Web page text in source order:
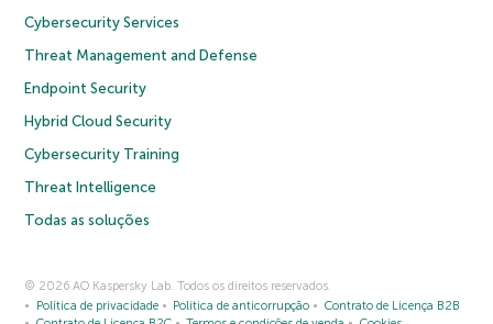
Cybersecurity Services
Threat Management and Defense
Endpoint Security
Hybrid Cloud Security
Cybersecurity Training
Threat Intelligence
Todas as soluções
© 2026 AO Kaspersky Lab. Todos os direitos reservados.
Política de privacidade
Política de anticorrupção
Contrato de Licença B2B